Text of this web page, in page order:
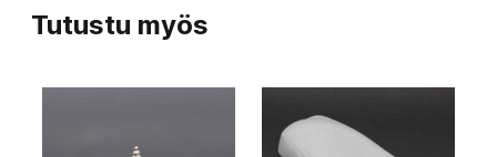
Tutustu myös